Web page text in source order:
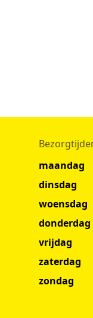
maandag
dinsdag
woensdag
donderdag
vrijdag
zaterdag
zondag